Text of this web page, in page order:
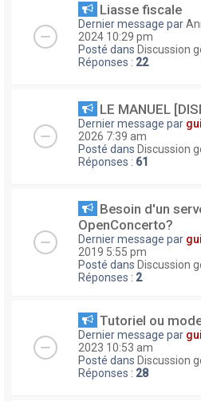
Liasse fiscale
Dernier message par
2024 10:29 pm
Posté dans Discussion
Réponses : 22
LE MANUEL
Dernier message par
2026 7:39 am
Posté dans Discussion
Réponses : 61
Besoin d'un
OpenConcerto?
Dernier message par
2019 5:55 pm
Posté dans Discussion
Réponses : 2
Tutoriel ou
Dernier message par
2023 10:53 am
Posté dans Discussion
Réponses : 28